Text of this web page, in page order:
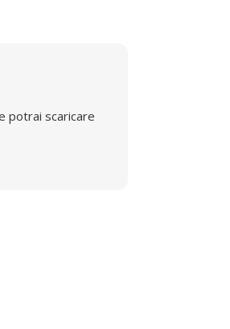
potrai scaricare